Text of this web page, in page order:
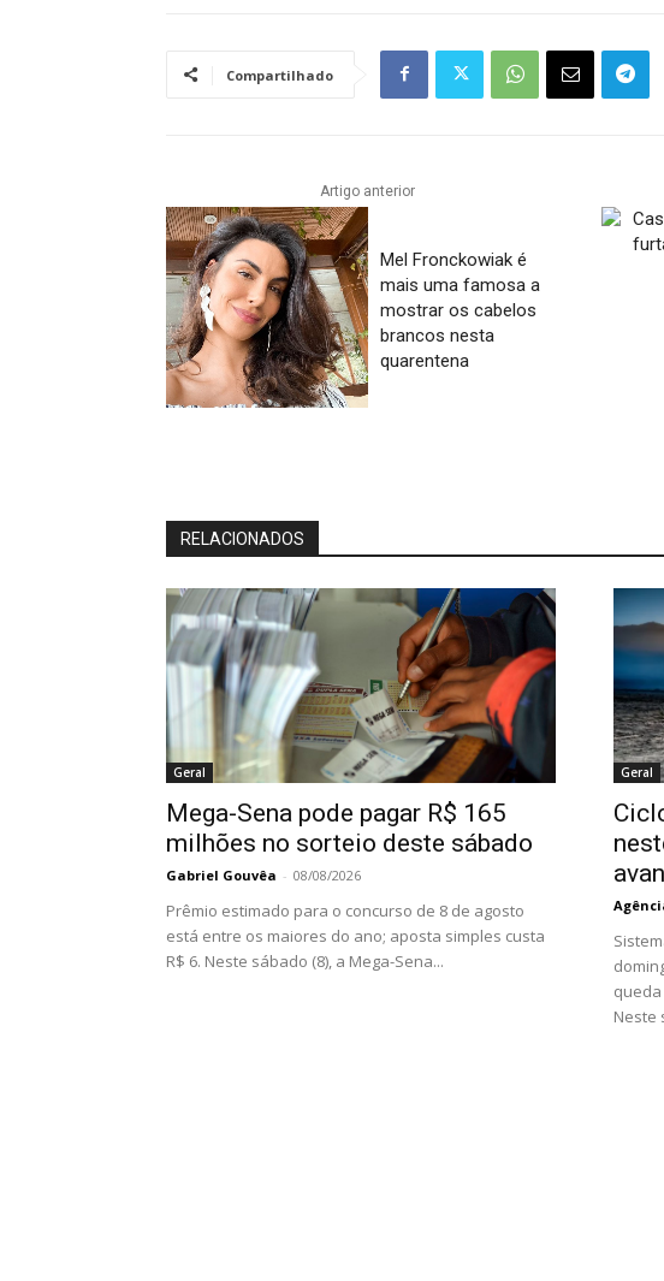
Compartilhado
Artigo anterior
Mel Fronckowiak é
mais uma famosa a
mostrar os cabelos
brancos nesta
quarentena
RELACIONADOS
Geral
Mega-Sena pode pagar R$ 165
milhões no sorteio deste sábado
Gabriel Gouvêa - 08/08/2026
Prêmio estimado para o concurso de 8 de agosto
está entre os maiores do ano; aposta simples custa
R$ 6. Neste sábado (8), a Mega-Sena...
Geral
Neste